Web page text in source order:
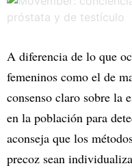
A diferencia de lo que
femeninos como el de
consenso claro sobre la
en la población para
aconseja que los
precoz sean